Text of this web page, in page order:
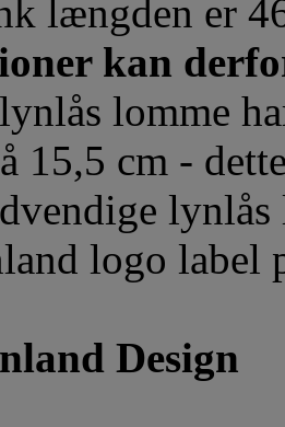
længden er
kan
lomme
15,5 cm -
lynlås
logo
Design